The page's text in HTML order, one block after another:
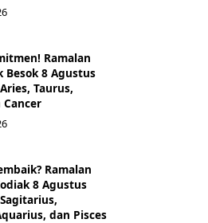
Ramalan
Besok 8 Agustus
Taurus,
Ramalan
8 Agustus
dan Pisces